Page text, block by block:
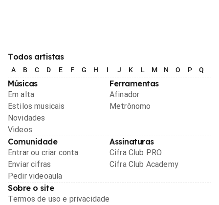
Todos artistas
A B C D E F G H I J K L M N O P Q
Músicas
Em alta
Estilos musicais
Novidades
Videos
Ferramentas
Afinador
Metrônomo
Comunidade
Entrar ou criar conta
Enviar cifras
Pedir videoaula
Assinaturas
Cifra Club PRO
Cifra Club Academy
Sobre o site
Termos de uso e privacidade